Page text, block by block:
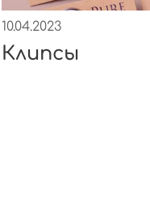
10.04.2023
Клипсы